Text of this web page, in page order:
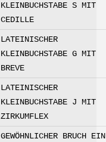
KLEINBUCHSTABE S MIT
CEDILLE
LATEINISCHER
KLEINBUCHSTABE G MIT
BREVE
LATEINISCHER
KLEINBUCHSTABE J MIT
ZIRKUMFLEX
GEWÖHNLICHER BRUCH EIN